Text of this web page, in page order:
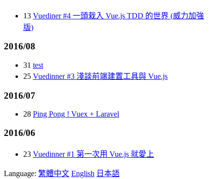
13 Vuediner #4 一頭栽入 Vue.js TDD 的世界 (威力加強
版)
2016/08
31 test
25 Vuedinner #3 淺談前端建置工具與 Vue.js
2016/07
28 Ping Pong ! Vuex + Laravel
2016/06
23 Vuedinner #1 第一次用 Vue.js 就愛上
Language: 繁體中文 English 日本語